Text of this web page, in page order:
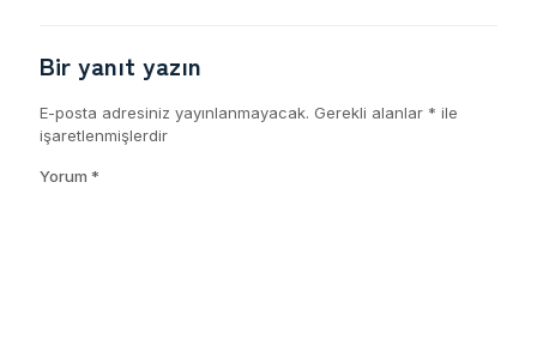
Bir yanıt yazın
E-posta adresiniz yayınlanmayacak. Gerekli alanlar * ile
işaretlenmişlerdir
Yorum *